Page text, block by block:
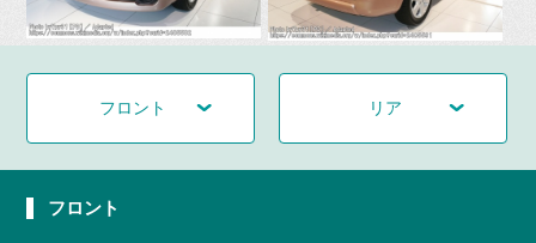
フロント リア
フロント